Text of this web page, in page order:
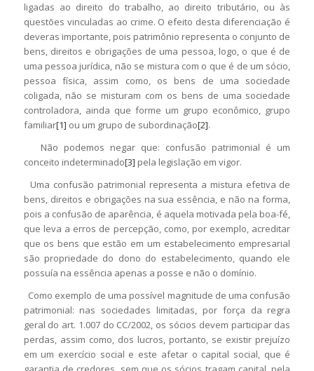
ligadas ao direito do trabalho, ao direito tributário, ou às
questões vinculadas ao crime. O efeito desta diferenciação é
deveras importante, pois patrimônio representa o conjunto de
bens, direitos e obrigações de uma pessoa, logo, o que é de
uma pessoa jurídica, não se mistura com o que é de um sócio,
pessoa física, assim como, os bens de uma sociedade
coligada, não se misturam com os bens de uma sociedade
controladora, ainda que forme um grupo econômico, grupo
familiar[1] ou um grupo de subordinação[2].
Não podemos negar que: confusão patrimonial é um
conceito indeterminado[3] pela legislação em vigor.
Uma confusão patrimonial representa a mistura efetiva de
bens, direitos e obrigações na sua essência, e não na forma,
pois a confusão de aparência, é aquela motivada pela boa-fé,
que leva a erros de percepção, como, por exemplo, acreditar
que os bens que estão em um estabelecimento empresarial
são propriedade do dono do estabelecimento, quando ele
possuía na essência apenas a posse e não o domínio.
Como exemplo de uma possível magnitude de uma confusão
patrimonial: nas sociedades limitadas, por força da regra
geral do art. 1.007 do CC/2002, os sócios devem participar das
perdas, assim como, dos lucros, portanto, se existir prejuízo
em um exercício social e este afetar o capital social, que é